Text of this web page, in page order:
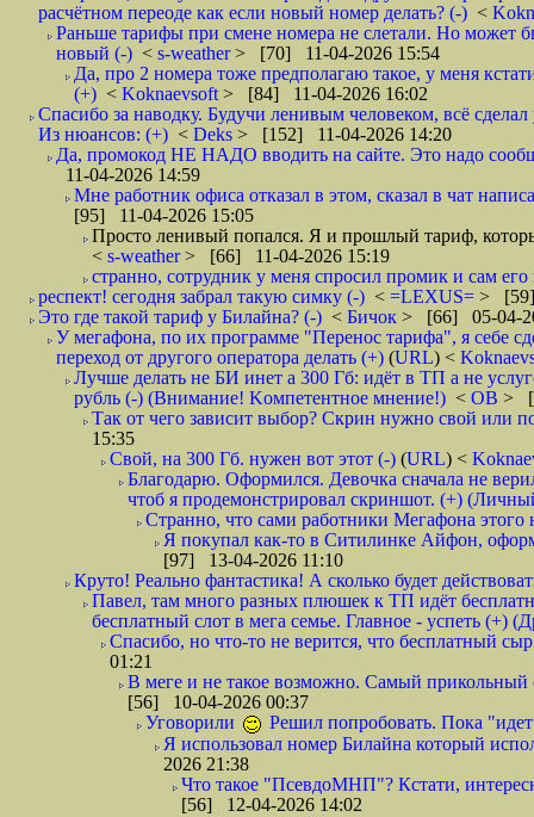
расчётном переоде как если новый номер делать? (-) <
Раньше тарифы при смене номера не слетали. Но может
новый (-) < s-weather> [70] 11-04-2026 15:54
Да, про 2 номера тоже предполагаю такое, у меня
(+) < Koknaevsoft > [84] 11-04-2026 16:02
Спасибо за наводку. Будучи ленивым человеком, всё
Из нюансов: (+) < Deks > [152] 11-04-2026 14:20
Да, промокод НЕ НАДО вводить на сайте. Это надо
11-04-2026 14:59
Мне работник офиса отказал в этом, сказал в чат
[95] 11-04-2026 15:05
Просто ленивый попался. Я и прошлый тариф,
< s-weather> [66] 11-04-2026 15:19
странно, сотрудник у меня спросил промик и сам
респект! сегодня забрал такую симку (-) < =LEXUS= > [59]
Это где такой тариф у Билайна? (-) < Бичок > [66] 05-04-
У мегафона, по их программе "Перенос тарифа", я себе
переход от другого оператора делать (+) (URL) <
Лучше делать не БИ инет а 300 Гб: идёт в ТП а не
рубль (-) (Внимание! Kомпетентное мнение!) < ОВ >
Так от чего зависит выбор? Скрин нужно свой или
15:35
Свой, на 300 Гб. нужен вот этот (-) (URL) <
Благодарю. Оформился. Девочка сначала не
чтоб я продемонстрировал скриншот. (+)
Странно, что сами работники Мегафона этого
Я покупал как-то в Ситилинке Айфон,
[97] 13-04-2026 11:10
Круто! Реально фантастика! А сколько будет
Павел, там много разных плюшек к ТП идёт
бесплатный слот в мега семье. Главное - успеть (+)
Спасибо, но что-то не верится, что бесплатный
01:21
В меге и не такое возможно. Самый
[56] 10-04-2026 00:37
Уговорили
Решил попробовать. Пока
Я использовал номер Билайна который
2026 21:38
Что такое "ПсевдоМНП"? Кстати,
[56] 12-04-2026 14:02